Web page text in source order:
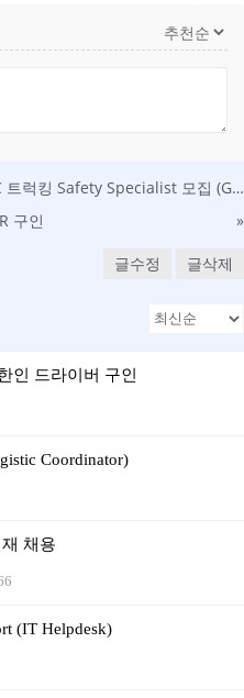
[채용] Cornerstone Wireless LLC 트럭킹 Safety Specialist 모집 (Garden City, GA)
구인
»
글수정 글삭제
인 드라이버 구인
Coordinator)
채용
(IT Helpdesk)